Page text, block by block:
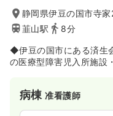
静岡県伊豆の国市寺
韮山駅
8分
◆伊豆の国市にある済生
の医療型障害児入所施設
病棟准看護師